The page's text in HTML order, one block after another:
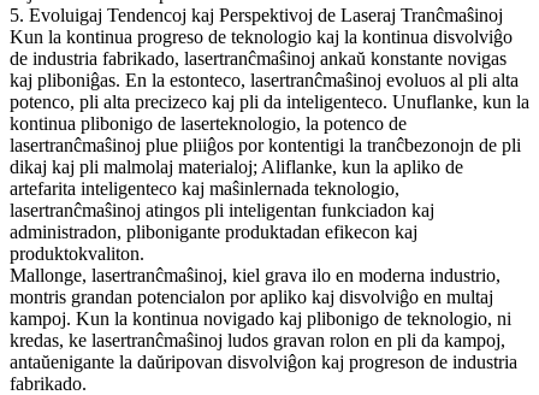
5. Evoluigaj Tendencoj kaj Perspektivoj de Laseraj Tranĉmaŝinoj
Kun la kontinua progreso de teknologio kaj la kontinua disvolviĝo
de industria fabrikado, lasertranĉmaŝinoj ankaŭ konstante novigas
kaj pliboniĝas. En la estonteco, lasertranĉmaŝinoj evoluos al pli alta
potenco, pli alta precizeco kaj pli da inteligenteco. Unuflanke, kun la
kontinua plibonigo de laserteknologio, la potenco de
lasertranĉmaŝinoj plue pliiĝos por kontentigi la tranĉbezonojn de pli
dikaj kaj pli malmolaj materialoj; Aliflanke, kun la apliko de
artefarita inteligenteco kaj maŝinlernada teknologio,
lasertranĉmaŝinoj atingos pli inteligentan funkciadon kaj
administradon, plibonigante produktadan efikecon kaj
produktokvaliton.
Mallonge, lasertranĉmaŝinoj, kiel grava ilo en moderna industrio,
montris grandan potencialon por apliko kaj disvolviĝo en multaj
kampoj. Kun la kontinua novigado kaj plibonigo de teknologio, ni
kredas, ke lasertranĉmaŝinoj ludos gravan rolon en pli da kampoj,
antaŭenigante la daŭripovan disvolviĝon kaj progreson de industria
fabrikado.